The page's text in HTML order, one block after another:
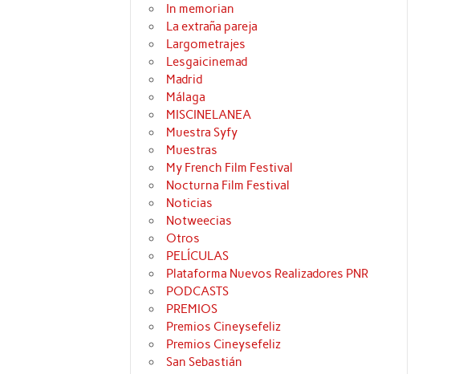
In memorian
La extraña pareja
Largometrajes
Lesgaicinemad
Madrid
Málaga
MISCINELANEA
Muestra Syfy
Muestras
My French Film Festival
Nocturna Film Festival
Noticias
Notweecias
Otros
PELÍCULAS
Plataforma Nuevos Realizadores PNR
PODCASTS
PREMIOS
Premios Cineysefeliz
Premios Cineysefeliz
San Sebastián